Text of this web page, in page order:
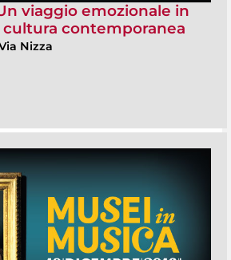
viaggio emozionale in
cultura contemporanea
Nizza